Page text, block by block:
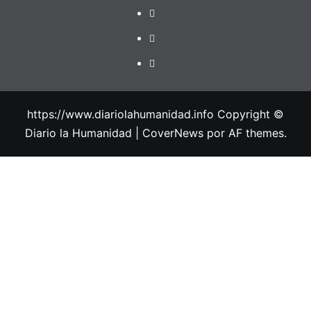
https://www.diariolahumanidad.info Copyright ©
Diario la Humanidad
CoverNewspor AF themes.